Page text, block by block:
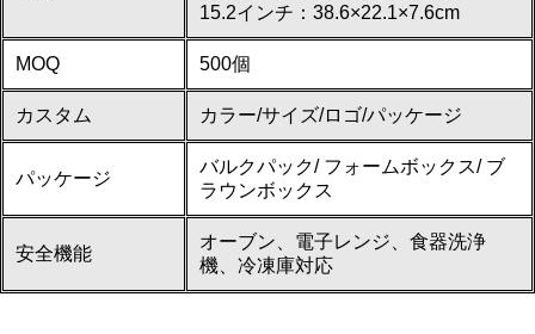
15.2インチ：38.6×22.1×7.6cm
MOQ 500個
カスタム カラー/サイズ/ロゴ/パッケージ
パッケージ
バルクパック/ フォームボックス/ ブ
ラウンボックス
安全機能
オーブン、電子レンジ、食器洗浄
機、冷凍庫対応